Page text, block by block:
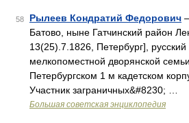
58 Рылеев Кондратий Федорович
Батово, ныне Гатчинский район
13(25).7.1826, Петербург], русский
мелкопоместной дворянской
Петербургском 1 м кадетском
Участник заграничных&#8230; …
Большая советская энциклопедия